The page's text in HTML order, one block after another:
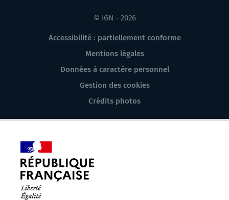
© IGN - 2026
Accessibilité : partiellement conforme
Mentions légales
Données à caractère personnel
Gestion des cookies
Crédits photos
Française.